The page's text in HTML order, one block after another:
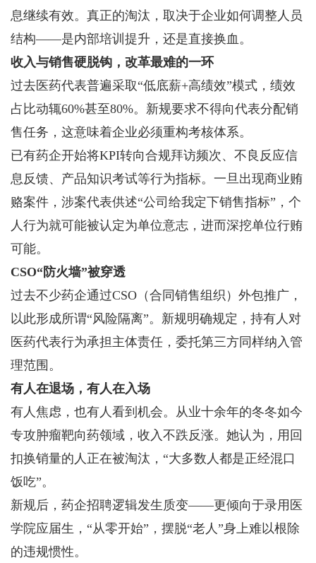
息继续有效。真正的淘汰，取决于企业如何调整人员
结构——是内部培训提升，还是直接换血。
收入与销售硬脱钩，改革最难的一环
过去医药代表普遍采取“低底薪+高绩效”模式，绩效
占比动辄60%甚至80%。新规要求不得向代表分配销
售任务，这意味着企业必须重构考核体系。
已有药企开始将KPI转向合规拜访频次、不良反应信
息反馈、产品知识考试等行为指标。一旦出现商业贿
赂案件，涉案代表供述“公司给我定下销售指标”，个
人行为就可能被认定为单位意志，进而深挖单位行贿
可能。
CSO“防火墙”被穿透
过去不少药企通过CSO（合同销售组织）外包推广，
以此形成所谓“风险隔离”。新规明确规定，持有人对
医药代表行为承担主体责任，委托第三方同样纳入管
理范围。
有人在退场，有人在入场
有人焦虑，也有人看到机会。从业十余年的冬冬如今
专攻肿瘤靶向药领域，收入不跌反涨。她认为，用回
扣换销量的人正在被淘汰，“大多数人都是正经混口
饭吃”。
新规后，药企招聘逻辑发生质变——更倾向于录用医
学院应届生，“从零开始”，摆脱“老人”身上难以根除
的违规惯性。